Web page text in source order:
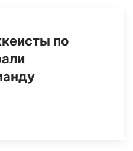
по